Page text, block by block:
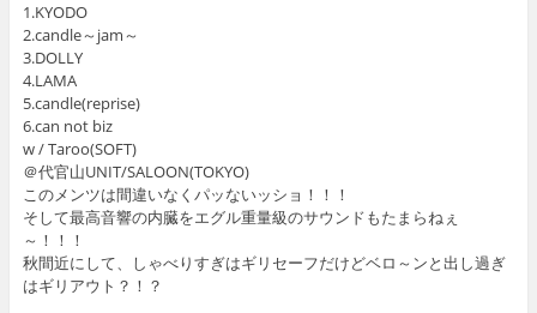
1.KYODO
2.candle～jam～
3.DOLLY
4.LAMA
5.candle(reprise)
6.can not biz
w / Taroo(SOFT)
＠代官山UNIT/SALOON(TOKYO)
このメンツは間違いなくパッないッショ！！！
そして最高音響の内臓をエグル重量級のサウンドもたまらねぇ
～！！！
秋間近にして、しゃべりすぎはギリセーフだけどベロ～ンと出し過ぎ
はギリアウト？！？